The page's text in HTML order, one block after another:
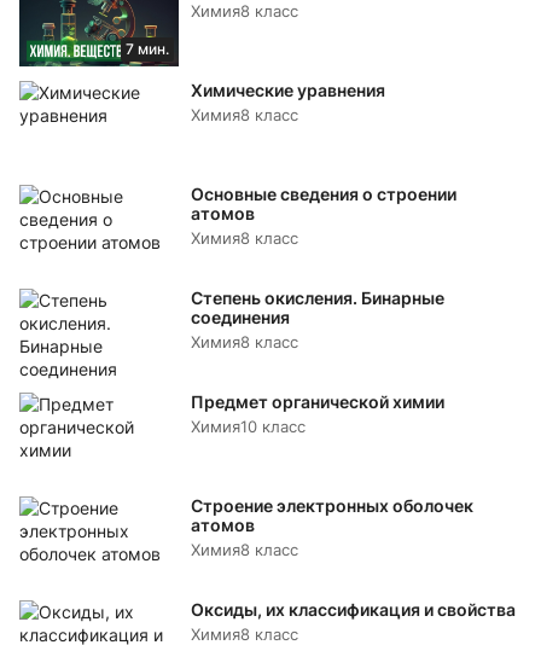
7 мин.
Химия8 класс
Химические уравнения
Химия8 класс
Основные сведения о строении
атомов
Химия8 класс
Степень окисления. Бинарные
соединения
Химия8 класс
Предмет органической химии
Химия10 класс
Строение электронных оболочек
атомов
Химия8 класс
Оксиды, их классификация и свойства
Химия8 класс